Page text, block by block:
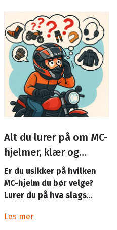
Alt du lurer på om MC-
hjelmer, klær og
utstyr!
Er du usikker på hvilken
MC-hjelm du bør velge?
Lurer du på hva slags
varme sommerdager? Eller
Les mer